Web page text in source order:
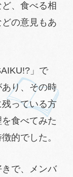
、食べる相
の意見もあ
」で
り、その時
っている方
食べてみた
的でした。
で、メンバ